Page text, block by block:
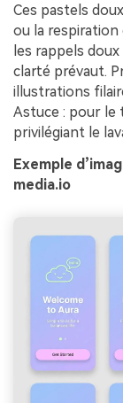
Ces pastels
ou la respiration
les rappels
clarté prévaut.
illustrations
Astuce : pour le
privilégiant le
Exemple
media.io